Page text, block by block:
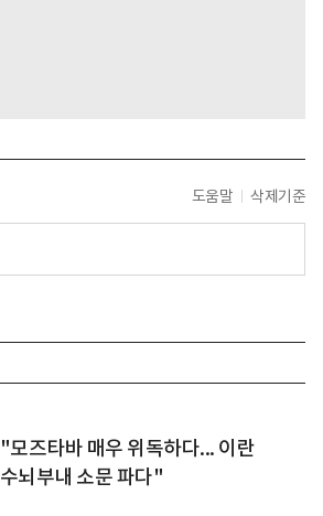
도움말 삭제기준
"모즈타바 매우 위독하다... 이란
수뇌부내 소문 파다"